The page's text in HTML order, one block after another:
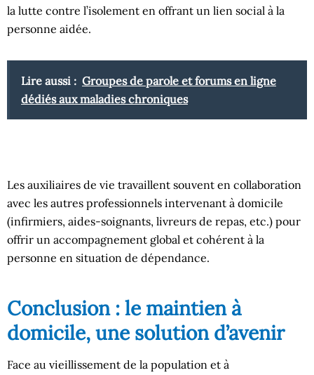
la lutte contre l’isolement en offrant un lien social à la
personne aidée.
Lire aussi : Groupes de parole et forums en ligne
dédiés aux maladies chroniques
Les auxiliaires de vie travaillent souvent en collaboration
avec les autres professionnels intervenant à domicile
(infirmiers, aides-soignants, livreurs de repas, etc.) pour
offrir un accompagnement global et cohérent à la
personne en situation de dépendance.
Conclusion : le maintien à
domicile, une solution d’avenir
Face au vieillissement de la population et à